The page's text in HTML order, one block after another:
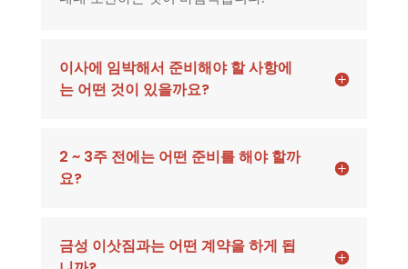
이사에 임박해서 준비해야 할 사항에
는 어떤 것이 있을까요?
2 ~ 3주 전에는 어떤 준비를 해야 할까
요?
금성 이삿짐과는 어떤 계약을 하게 됩